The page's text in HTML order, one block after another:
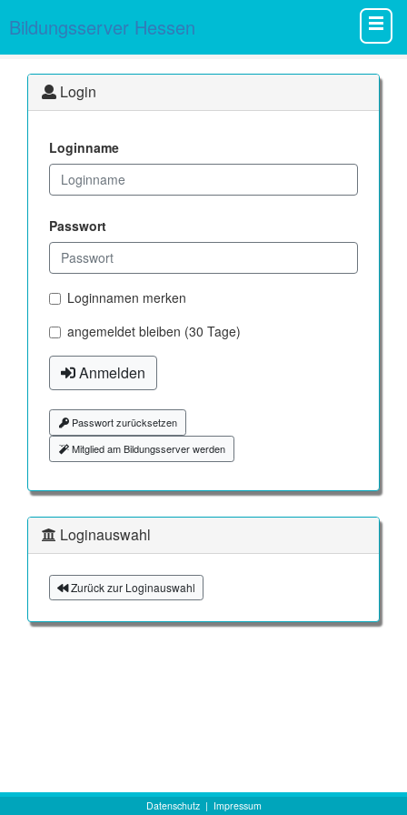
Bildungsserver Hessen
Login
Loginname
Passwort
Loginnamen merken
angemeldet bleiben (30 Tage)
Anmelden
Passwort zurücksetzen
Mitglied am Bildungsserver werden
Loginauswahl
Zurück zur Loginauswahl
Datenschutz| Impressum